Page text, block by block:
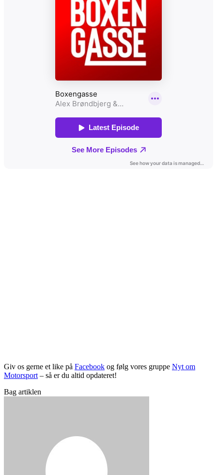
Giv os gerne et like på Facebook og følg vores gruppe Nyt om
Motorsport – så er du altid opdateret!
Bag artiklen